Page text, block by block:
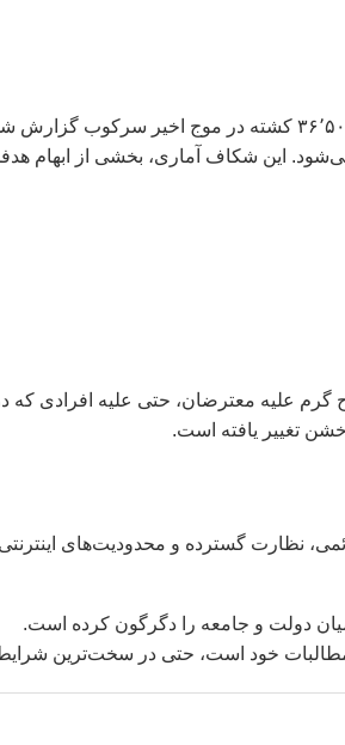
در سرکوب اعتراضات ایران، اعداد صرفاً آمار نیستند، بلکه بیانگر عمق فاجعه‌اند. بیش از ۳۶٬۵۰۰ کشته در موج اخیر سرکوب
رسمی تا ۲۰٬۰۰۰ نفر در واقعیت برآورد می‌شود. این شکاف آماری، بخشی از ابهام
علیه معترضان، حتی علیه افرادی که
تغییر یافته است.
نظارت گسترده و محدودیت‌های
دولت و جامعه را دگرگون کرده است.
مطالبات خود است، حتی در سخت‌ترین